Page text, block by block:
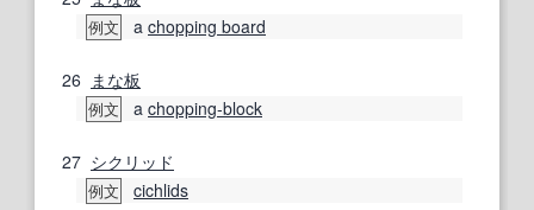
例文 a chopping board
26 まな板
例文 a chopping‐block
27 シクリッド
例文 cichlids